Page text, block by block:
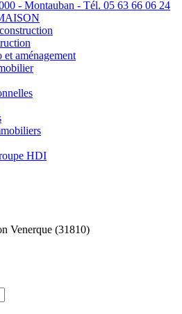
- Montauban - Tél. 05 63 66 06 24
et aménagement
HDI
Venerque (31810)